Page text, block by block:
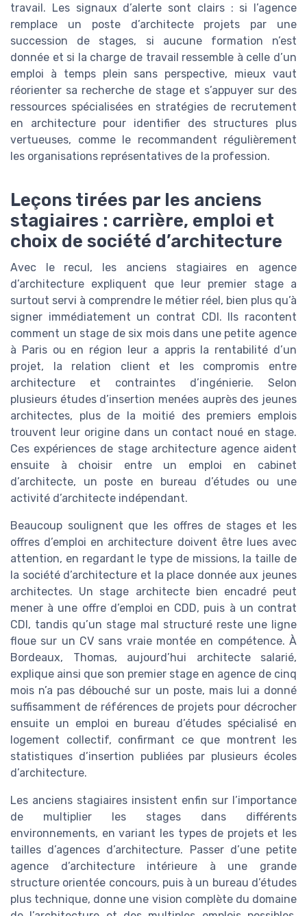
travail. Les signaux d’alerte sont clairs : si l’agence
remplace un poste d’architecte projets par une
succession de stages, si aucune formation n’est
donnée et si la charge de travail ressemble à celle d’un
emploi à temps plein sans perspective, mieux vaut
réorienter sa recherche de stage et s’appuyer sur des
ressources spécialisées en stratégies de recrutement
en architecture pour identifier des structures plus
vertueuses, comme le recommandent régulièrement
les organisations représentatives de la profession.
Leçons tirées par les anciens
stagiaires : carrière, emploi et
choix de société d’architecture
Avec le recul, les anciens stagiaires en agence
d’architecture expliquent que leur premier stage a
surtout servi à comprendre le métier réel, bien plus qu’à
signer immédiatement un contrat CDI. Ils racontent
comment un stage de six mois dans une petite agence
à Paris ou en région leur a appris la rentabilité d’un
projet, la relation client et les compromis entre
architecture et contraintes d’ingénierie. Selon
plusieurs études d’insertion menées auprès des jeunes
architectes, plus de la moitié des premiers emplois
trouvent leur origine dans un contact noué en stage.
Ces expériences de stage architecture agence aident
ensuite à choisir entre un emploi en cabinet
d’architecte, un poste en bureau d’études ou une
activité d’architecte indépendant.
Beaucoup soulignent que les offres de stages et les
offres d’emploi en architecture doivent être lues avec
attention, en regardant le type de missions, la taille de
la société d’architecture et la place donnée aux jeunes
architectes. Un stage architecte bien encadré peut
mener à une offre d’emploi en CDD, puis à un contrat
CDI, tandis qu’un stage mal structuré reste une ligne
floue sur un CV sans vraie montée en compétence. À
Bordeaux, Thomas, aujourd’hui architecte salarié,
explique ainsi que son premier stage en agence de cinq
mois n’a pas débouché sur un poste, mais lui a donné
suffisamment de références de projets pour décrocher
ensuite un emploi en bureau d’études spécialisé en
logement collectif, confirmant ce que montrent les
statistiques d’insertion publiées par plusieurs écoles
d’architecture.
Les anciens stagiaires insistent enfin sur l’importance
de multiplier les stages dans différents
environnements, en variant les types de projets et les
tailles d’agences d’architecture. Passer d’une petite
agence d’architecture intérieure à une grande
structure orientée concours, puis à un bureau d’études
plus technique, donne une vision complète du domaine